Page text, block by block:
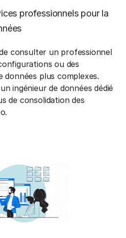
professionnels pour la
consulter un professionnel
ou des
données plus complexes.
ingénieur de données dédié
de consolidation des